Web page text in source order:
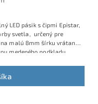
LED pásik s čipmi Epistar,
svetla, určený pre
malú 8mm šírku vrátane
medeného podkladu